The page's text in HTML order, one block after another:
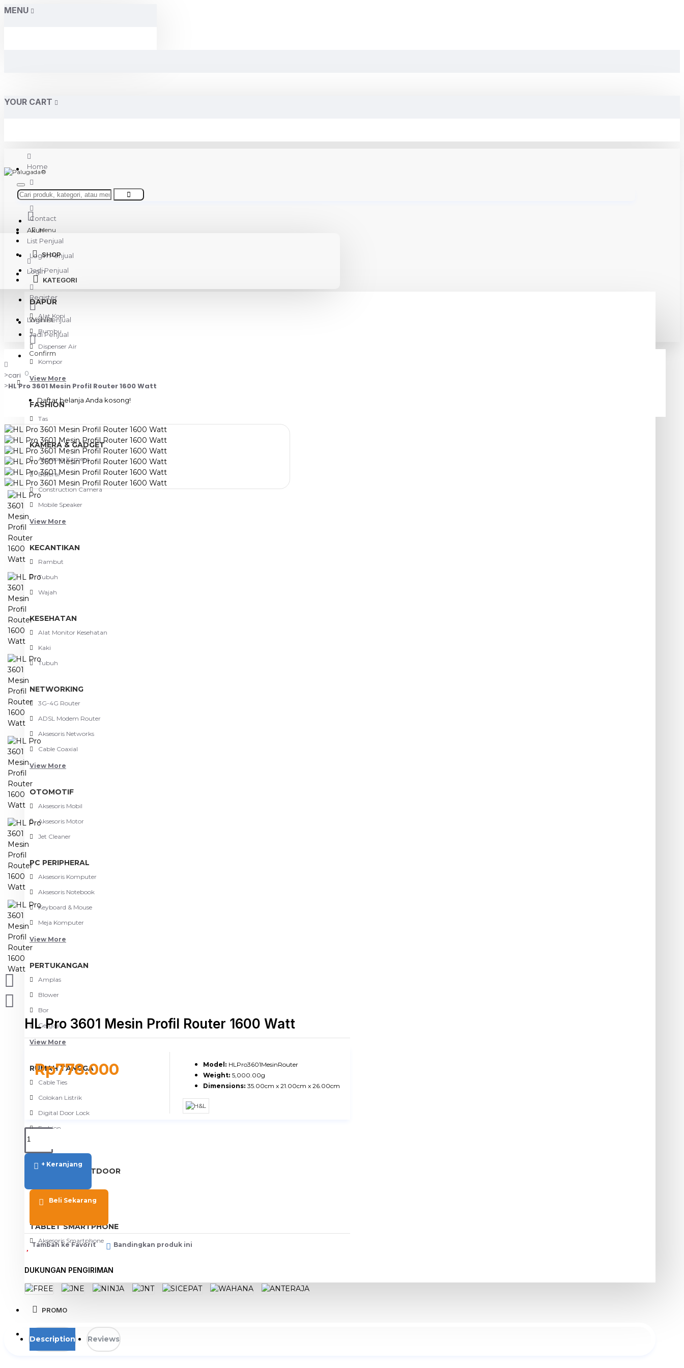
MENU
YOUR CART
Home
About Us
Contact
List Penjual
Login Penjual
Jadi Penjual
Akun
Wishlist
Confirm
0
Daftar belanja Anda kosong!
Menu
SHOP
KATEGORI
DAPUR
Alat Kopi
Bumbu
Dispenser Air
Kompor
View More
FASHION
Tas
KAMERA & GADGET
Aksesoris Kamera
Baterai
Construction Camera
Mobile Speaker
View More
KECANTIKAN
Rambut
Tubuh
Wajah
KESEHATAN
Alat Monitor Kesehatan
Kaki
Tubuh
NETWORKING
3G-4G Router
ADSL Modem Router
Aksesoris Networks
Cable Coaxial
View More
OTOMOTIF
Aksesoris Mobil
Aksesoris Motor
Jet Cleaner
PC PERIPHERAL
Aksesoris Komputer
Aksesoris Notebook
Keyboard & Mouse
Meja Komputer
View More
PERTUKANGAN
Amplas
Blower
Bor
Gergaji
View More
RUMAH TANGGA
Cable Ties
Colokan Listrik
Digital Door Lock
Fashion
SPORT AND OUTDOOR
Outdoor
TABLET SMARTPHONE
Aksesoris Smartphone
PROMO
BLOG
Login
Register
Login Penjual
Jadi Penjual
cari
HL Pro 3601 Mesin Profil Router 1600 Watt
HL Pro 3601 Mesin Profil Router 1600 Watt
Rp778.000 Model: HLPro3601MesinRouter
Weight: 5,000.00g
Dimensions: 35.00cm x 21.00cm x 26.00cm
+ Keranjang
Beli Sekarang
Tambah ke Favorit Bandingkan produk ini
DUKUNGAN PENGIRIMAN
Description Reviews